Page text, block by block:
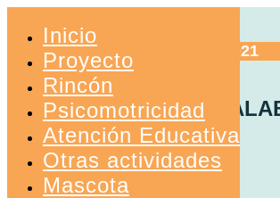
Inicio
Proyecto
Rincón
Psicomotricidad
Atención Educativa
Otras actividades
Mascota
24 febrero 2021
SEGUIMOS CON LA
DINOSAURIO
El mundo de los dinosaurios